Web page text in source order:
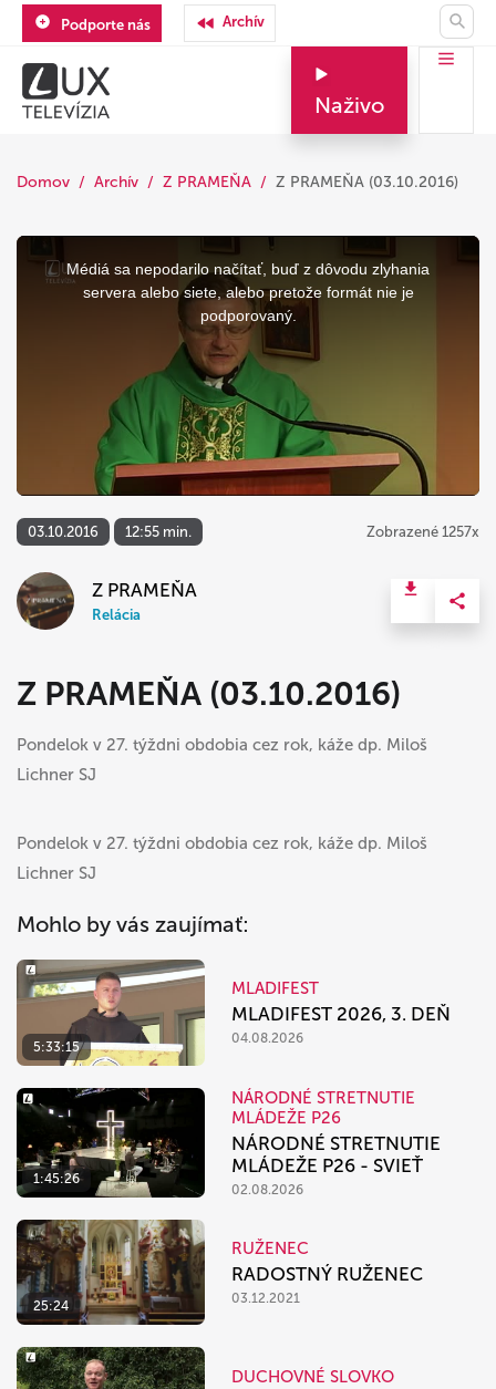
Podporte nás Archív
Naživo
Domov Archív Z PRAMEŇA Z PRAMEŇA (03.10.2016)
This
modal
window.
Médiá sa nepodarilo načítať, buď z dôvodu zlyhania
servera alebo siete, alebo pretože formát nie je
podporovaný.
03.10.2016 12:55 min. Zobrazené 1257x
Z PRAMEŇA
Relácia
Z PRAMEŇA (03.10.2016)
Pondelok v 27. týždni obdobia cez rok, káže dp. Miloš
Lichner SJ
Pondelok v 27. týždni obdobia cez rok, káže dp. Miloš
Lichner SJ
Mohlo by vás zaujímať:
5:33:15
MLADIFEST
MLADIFEST 2026, 3. DEŇ
04.08.2026
1:45:26
NÁRODNÉ STRETNUTIE
MLÁDEŽE P26
NÁRODNÉ STRETNUTIE
MLÁDEŽE P26 - SVIEŤ
02.08.2026
25:24
RUŽENEC
RADOSTNÝ RUŽENEC
03.12.2021
DUCHOVNÉ SLOVKO